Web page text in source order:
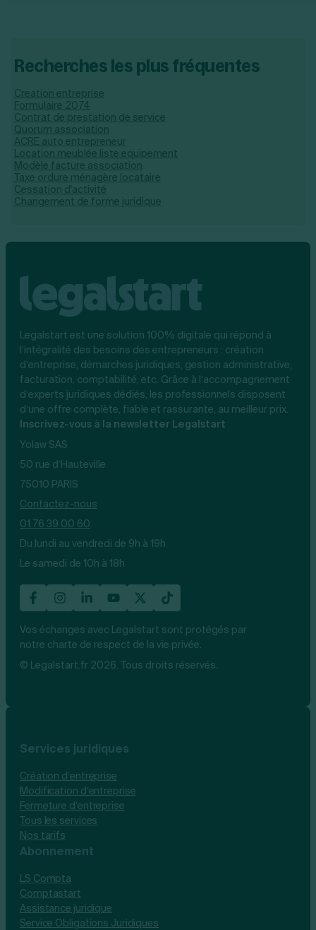
Recherches les plus fréquentes
Creation entreprise
Formulaire 2074
Contrat de prestation de service
Quorum association
ACRE auto entrepreneur
Location meublée liste equipement
Modèle facture association
Taxe ordure ménagère locataire
Cessation d'activité
Changement de forme juridique
Legalstart est une solution 100% digitale qui répond à
l’intégralité des besoins des entrepreneurs : création
d’entreprise, démarches juridiques, gestion administrative,
facturation, comptabilité, etc. Grâce à l’accompagnement
d’experts juridiques dédiés, les professionnels disposent
d’une offre complète, fiable et rassurante, au meilleur prix.
Inscrivez-vous à la newsletter Legalstart
Yolaw SAS
50 rue d’Hauteville
75010 PARIS
Contactez-nous
01 76 39 00 60
Du lundi au vendredi de 9h à 19h
Le samedi de 10h à 18h
Vos échanges avec Legalstart sont protégés par
notre charte de respect de la vie privée.
© Legalstart.fr 2026. Tous droits réservés.
Services juridiques
Création d’entreprise
Modification d’entreprise
Fermeture d’entreprise
Tous les services
Nos tarifs
Abonnement
LS Compta
Comptastart
Assistance juridique
Service Obligations Juridiques